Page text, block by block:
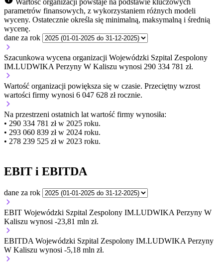
Wartość organizacji powstaje na podstawie kluczowych
parametrów finansowych, z wykorzystaniem różnych modeli
wyceny. Ostatecznie określa się minimalną, maksymalną i średnią
wycenę.
dane za rok
Szacunkowa wycena organizacji Wojewódzki Szpital Zespolony
IM.LUDWIKA Perzyny W Kaliszu wynosi 290 334 781 zł.
Wartość organizacji powiększa się w czasie. Przeciętny wzrost
wartości firmy wynosi 6 047 628 zł rocznie.
Na przestrzeni ostatnich lat wartość firmy wynosiła:
• 290 334 781 zł w 2025 roku.
• 293 060 839 zł w 2024 roku.
• 278 239 525 zł w 2023 roku.
EBIT i EBITDA
dane za rok
EBIT Wojewódzki Szpital Zespolony IM.LUDWIKA Perzyny W
Kaliszu wynosi -23,81 mln zł.
EBITDA Wojewódzki Szpital Zespolony IM.LUDWIKA Perzyny
W Kaliszu wynosi -5,18 mln zł.